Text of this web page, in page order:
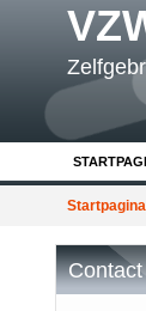
Startpagina
Contact